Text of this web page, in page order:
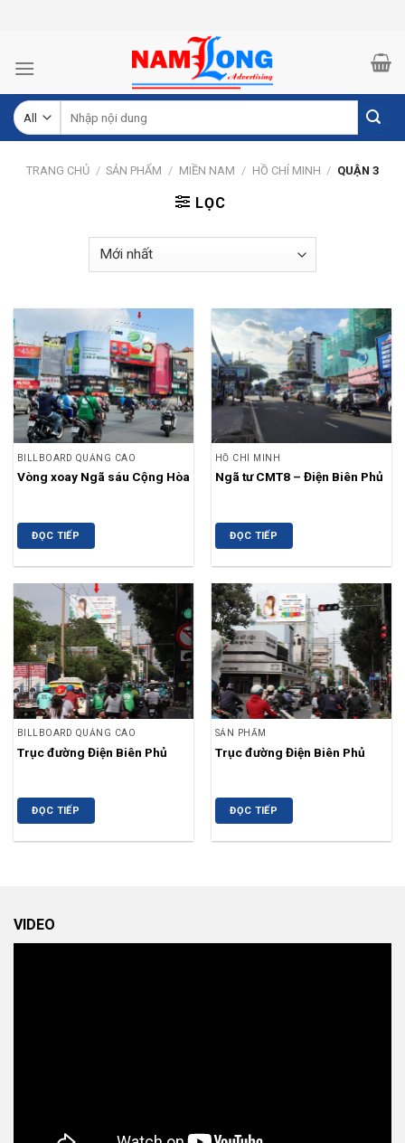
kiếm:
TRANG CHỦ / SẢN PHẨM / MIỀN NAM / HỒ CHÍ MINH / QUẬN 3
LỌC
BILLBOARD QUẢNG CÁO
Vòng xoay Ngã sáu Cộng Hòa
ĐỌC TIẾP
HỒ CHÍ MINH
Ngã tư CMT8 – Điện Biên Phủ
ĐỌC TIẾP
BILLBOARD QUẢNG CÁO
Trục đường Điện Biên Phủ
ĐỌC TIẾP
SẢN PHẨM
Trục đường Điện Biên Phủ
ĐỌC TIẾP
VIDEO